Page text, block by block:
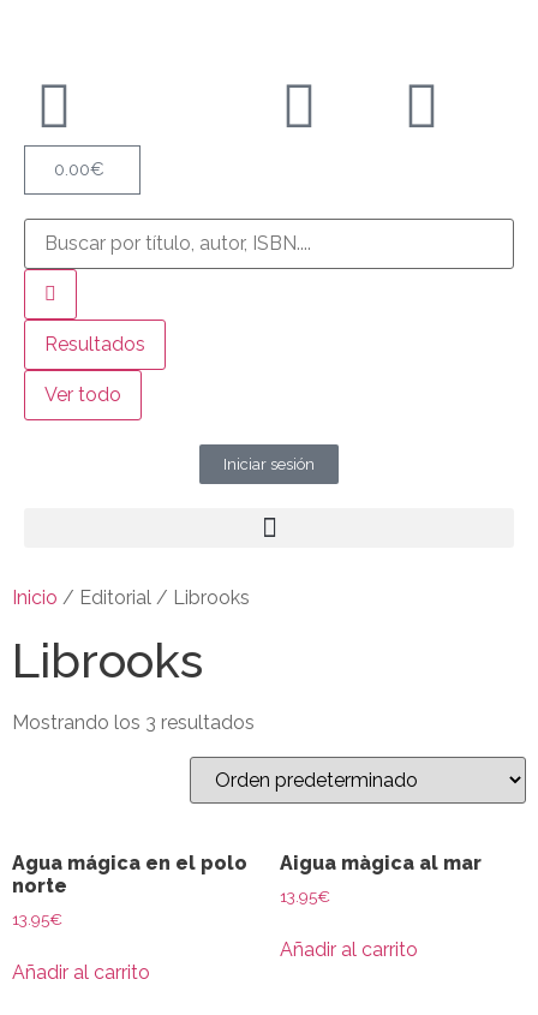
0.00€
Resultados
Ver todo
Iniciar sesión
Inicio / Editorial / Librooks
Librooks
Mostrando los 3 resultados
Agua mágica en el polo
norte
13.95€
Añadir al carrito
Aigua màgica al mar
13.95€
Añadir al carrito